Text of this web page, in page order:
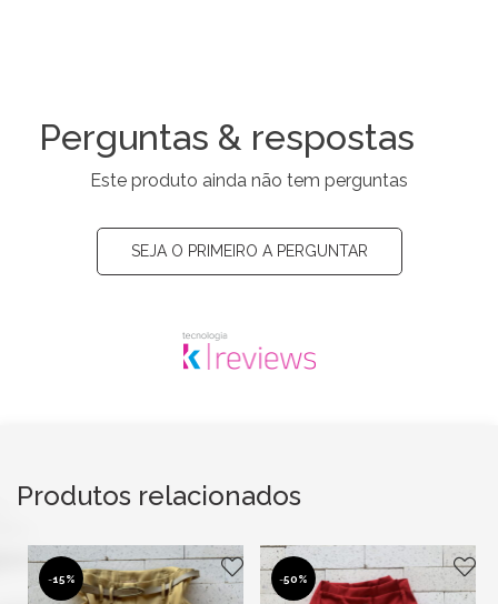
Perguntas & respostas
Este produto ainda não tem perguntas
SEJA O PRIMEIRO A PERGUNTAR
Produtos relacionados
-15% -50%